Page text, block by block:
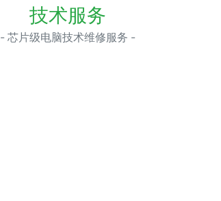
技术服务
- 芯片级电脑技术维修服务 -